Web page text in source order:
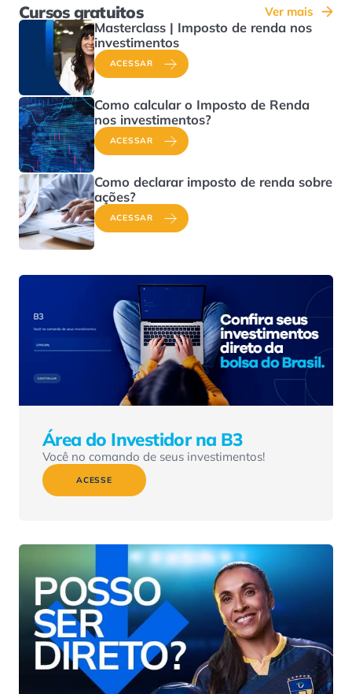
Cursos gratuitos Ver mais
Masterclass | Imposto de renda nos
investimentos
ACESSAR
Como calcular o Imposto de Renda
nos investimentos?
ACESSAR
Como declarar imposto de renda sobre
ações?
ACESSAR
Área do Investidor na B3
Você no comando de seus investimentos!
ACESSE